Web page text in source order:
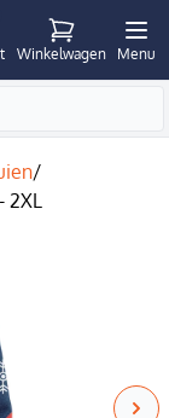
Winkelwagen Menu
/
2XL